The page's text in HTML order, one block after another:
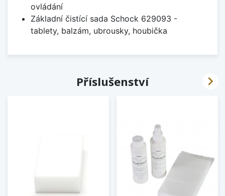
ovládání
Základní čistící sada Schock 629093 -
tablety, balzám, ubrousky, houbička
Příslušenství 